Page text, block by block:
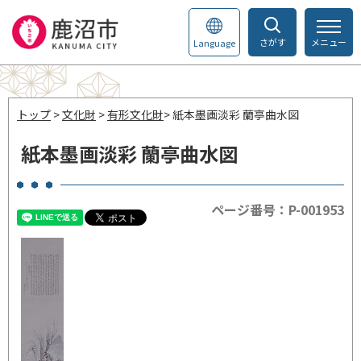
さがす
Language メニュー
トップ >文化財 >有形文化財> 紙本墨画淡彩 蘭亭曲水図
紙本墨画淡彩 蘭亭曲水図
ページ番号：P-001953